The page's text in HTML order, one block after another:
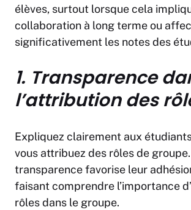
élèves, surtout lorsque cela
collaboration à long terme ou
significativement les notes des
1. Transparence
l’attribution des
Expliquez clairement aux
vous attribuez des rôles de
transparence favorise leur
faisant comprendre l’importance
rôles dans le groupe.